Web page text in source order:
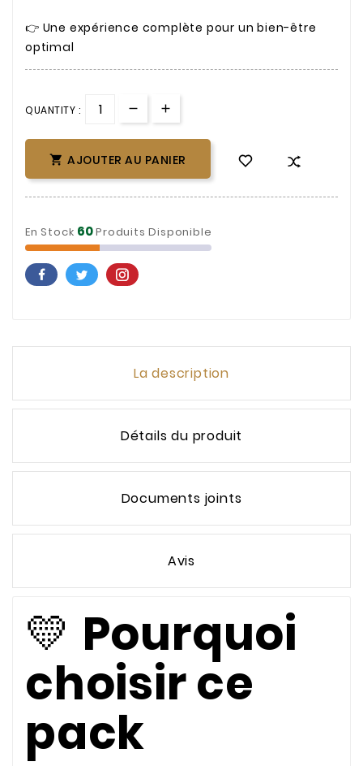
👉 Une expérience complète pour un bien-être
optimal
QUANTITY :
 AJOUTER AU PANIER
En Stock 60Produits Disponible
La description
Détails du produit
Documents joints
Avis
💛 Pourquoi
choisir ce
pack